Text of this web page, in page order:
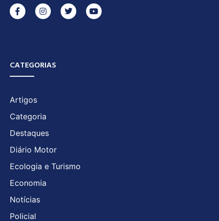
CATEGORIAS
Artigos
Categoria
Destaques
Diário Motor
Ecologia e Turismo
Economia
Notícias
Policial